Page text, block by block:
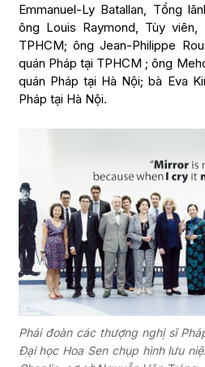
Emmanuel-Ly Batallan, Tổng
ông Louis Raymond, Tùy
TPHCM; ông Jean-Philippe
quán Pháp tại TPHCM ; ông
quán Pháp tại Hà Nội; bà Eva
Pháp tại Hà Nội.
Phái đoàn các thượng nghị sĩ
Đại học Hoa Sen chụp hình lưu